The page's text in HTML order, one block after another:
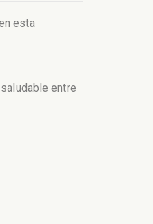
esta
entre